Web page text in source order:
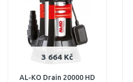
3 664 Kč
AL-KO Drain 20000 HD